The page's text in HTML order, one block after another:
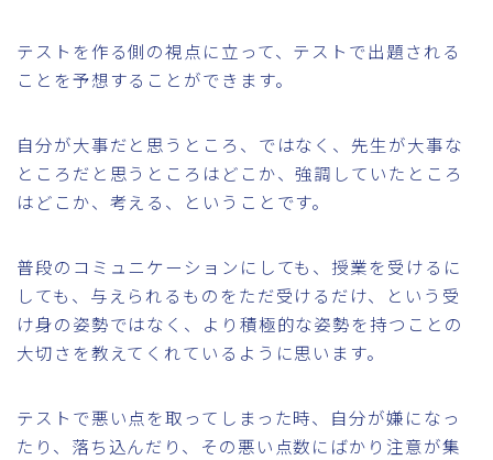
テストを作る側の視点に立って、テストで出題される
ことを予想することができます。
自分が大事だと思うところ、ではなく、先生が大事な
ところだと思うところはどこか、強調していたところ
はどこか、考える、ということです。
普段のコミュニケーションにしても、授業を受けるに
しても、与えられるものをただ受けるだけ、という受
け身の姿勢ではなく、より積極的な姿勢を持つことの
大切さを教えてくれているように思います。
テストで悪い点を取ってしまった時、自分が嫌になっ
たり、落ち込んだり、その悪い点数にばかり注意が集